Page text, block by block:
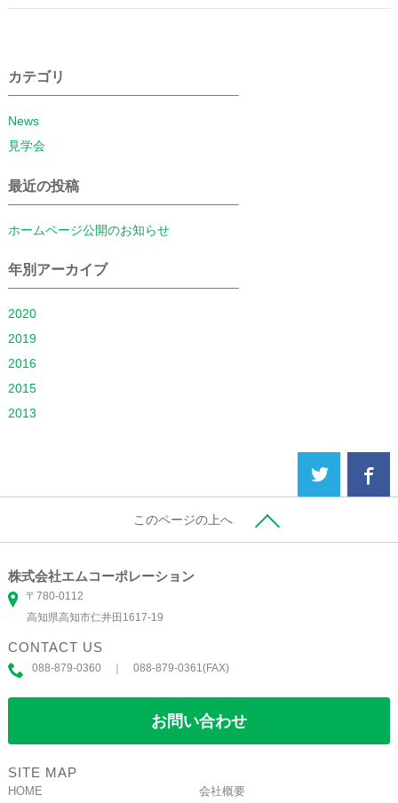
ン
カテゴリ
News
見学会
最近の投稿
ホームページ公開のお知らせ
年別アーカイブ
2020
2019
2016
2015
2013
このページの上へ
株式会社エムコーポレーション
〒780-0112
高知県高知市仁井田1617-19
CONTACT US
088-879-0360 ｜ 088-879-0361(FAX)
お問い合わせ
SITE MAP
HOME 会社概要